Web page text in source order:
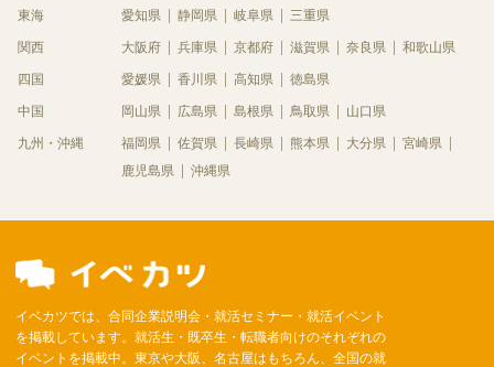
東海 愛知県 静岡県 岐阜県 三重県
関西 大阪府 兵庫県 京都府 滋賀県 奈良県 和歌山県
四国 愛媛県 香川県 高知県 徳島県
中国 岡山県 広島県 島根県 鳥取県 山口県
九州・沖縄 福岡県 佐賀県 長崎県 熊本県 大分県
宮崎県
鹿児島県
沖縄県
イベカツでは、合同企業説明会・就活セミナー・就活イベント
を掲載しています。就活生・既卒生・転職者向けのそれぞれの
イベントを掲載中。東京や大阪、名古屋はもちろん、全国の就